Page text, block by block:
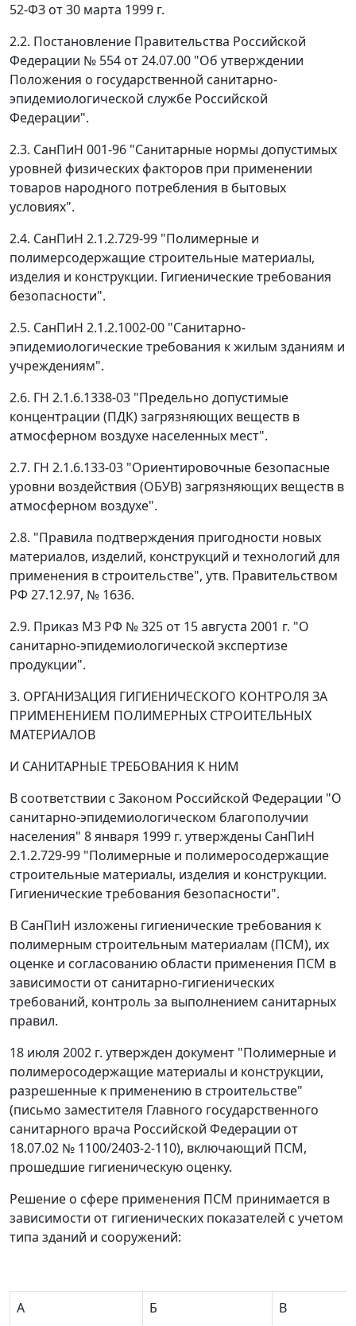
52-ФЗ от 30 марта 1999 г.
2.2. Постановление Правительства Российской
Федерации № 554 от 24.07.00 "Об утверждении
Положения о государственной санитарно-
эпидемиологической службе Российской
Федерации".
2.3. СанПиН 001-96 "Санитарные нормы допустимых
уровней физических факторов при применении
товаров народного потребления в бытовых
условиях".
2.4. СанПиН 2.1.2.729-99 "Полимерные и
полимерсодержащие строительные материалы,
изделия и конструкции. Гигиенические требования
безопасности".
2.5. СанПиН 2.1.2.1002-00 "Санитарно-
эпидемиологические требования к жилым зданиям и
учреждениям".
2.6. ГН 2.1.6.1338-03 "Предельно допустимые
концентрации (ПДК) загрязняющих веществ в
атмосферном воздухе населенных мест".
2.7. ГН 2.1.6.133-03 "Ориентировочные безопасные
уровни воздействия (ОБУВ) загрязняющих веществ в
атмосферном воздухе".
2.8. "Правила подтверждения пригодности новых
материалов, изделий, конструкций и технологий для
применения в строительстве", утв. Правительством
РФ 27.12.97, № 1636.
2.9. Приказ МЗ РФ № 325 от 15 августа 2001 г. "О
санитарно-эпидемиологической экспертизе
продукции".
3. ОРГАНИЗАЦИЯ ГИГИЕНИЧЕСКОГО КОНТРОЛЯ ЗА
ПРИМЕНЕНИЕМ ПОЛИМЕРНЫХ СТРОИТЕЛЬНЫХ
МАТЕРИАЛОВ
И САНИТАРНЫЕ ТРЕБОВАНИЯ К НИМ
В соответствии с Законом Российской Федерации "О
санитарно-эпидемиологическом благополучии
населения" 8 января 1999 г. утверждены СанПиН
2.1.2.729-99 "Полимерные и полимеросодержащие
строительные материалы, изделия и конструкции.
Гигиенические требования безопасности".
В СанПиН изложены гигиенические требования к
полимерным строительным материалам (ПСМ), их
оценке и согласованию области применения ПСМ в
зависимости от санитарно-гигиенических
требований, контроль за выполнением санитарных
правил.
18 июля 2002 г. утвержден документ "Полимерные и
полимеросодержащие материалы и конструкции,
разрешенные к применению в строительстве"
(письмо заместителя Главного государственного
санитарного врача Российской Федерации от
18.07.02 № 1100/2403-2-110), включающий ПСМ,
прошедшие гигиеническую оценку.
Решение о сфере применения ПСМ принимается в
зависимости от гигиенических показателей с учетом
типа зданий и сооружений:
А Б В